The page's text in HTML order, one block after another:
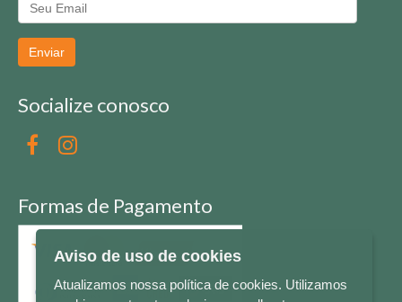
Enviar
Socialize conosco
Formas de Pagamento
Aviso de uso de cookies
Atualizamos nossa política de cookies. Utilizamos